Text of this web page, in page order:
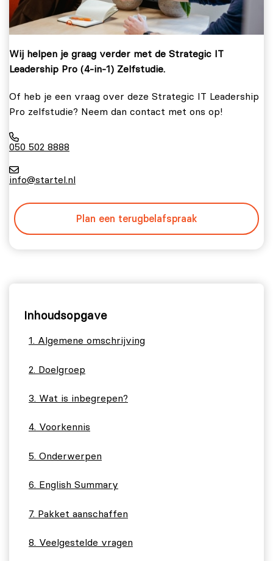
Wij helpen je graag verder met de Strategic IT
Leadership Pro (4-in-1) Zelfstudie.
Of heb je een vraag over deze Strategic IT Leadership
Pro zelfstudie? Neem dan contact met ons op!
050 502 8888
info@startel.nl
Plan een terugbelafspraak
Inhoudsopgave
Algemene omschrijving
Doelgroep
Wat is inbegrepen?
Voorkennis
Onderwerpen
English Summary
Pakket aanschaffen
Veelgestelde vragen